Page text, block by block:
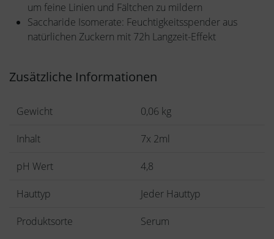
um feine Linien und Fältchen zu mildern
Saccharide Isomerate: Feuchtigkeitsspender aus
natürlichen Zuckern mit 72h Langzeit-Effekt
Zusätzliche Informationen
Gewicht 0,06 kg
Inhalt 7x 2ml
pH Wert 4,8
Hauttyp Jeder Hauttyp
Produktsorte Serum